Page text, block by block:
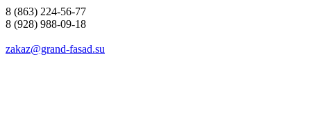
8 (863) 224-56-77
8 (928) 988-09-18
zakaz@grand-fasad.su